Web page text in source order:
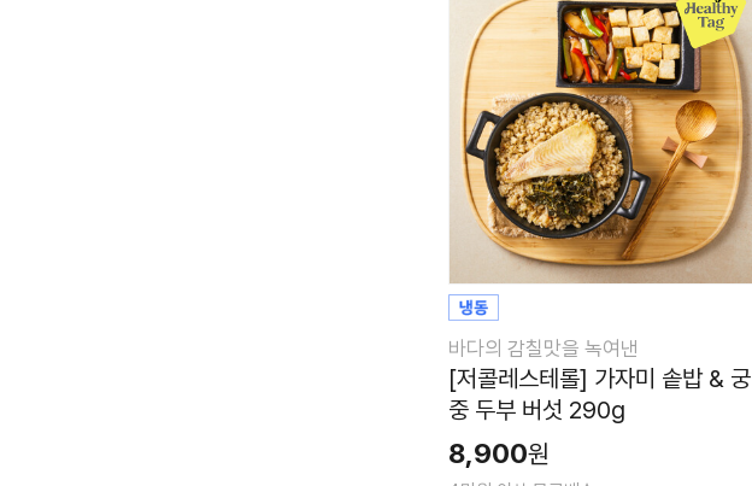
바다의 감칠맛을 녹여낸
[저콜레스테롤] 가자미 솥밥 & 궁
중 두부 버섯 290g
8,900원